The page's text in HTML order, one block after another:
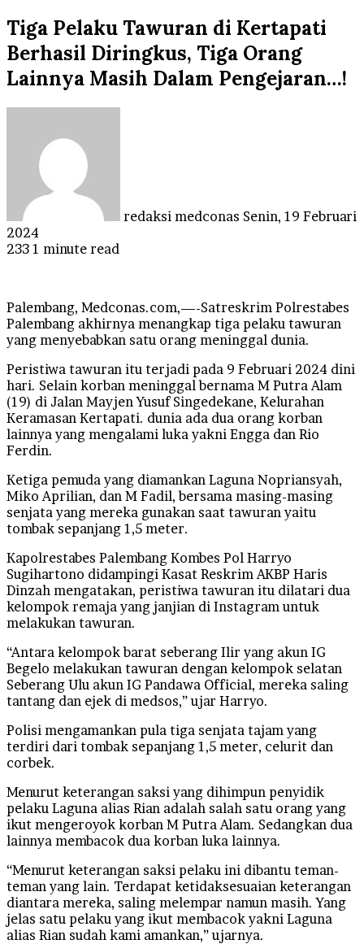
Tiga Pelaku Tawuran di Kertapati
Berhasil Diringkus, Tiga Orang
Lainnya Masih Dalam Pengejaran…!
redaksi medconas Senin, 19 Februari
2024
233 1 minute read
Palembang, Medconas.com,—-Satreskrim Polrestabes
Palembang akhirnya menangkap tiga pelaku tawuran
yang menyebabkan satu orang meninggal dunia.
Peristiwa tawuran itu terjadi pada 9 Februari 2024 dini
hari. Selain korban meninggal bernama M Putra Alam
(19) di Jalan Mayjen Yusuf Singedekane, Kelurahan
Keramasan Kertapati. dunia ada dua orang korban
lainnya yang mengalami luka yakni Engga dan Rio
Ferdin.
Ketiga pemuda yang diamankan Laguna Nopriansyah,
Miko Aprilian, dan M Fadil, bersama masing-masing
senjata yang mereka gunakan saat tawuran yaitu
tombak sepanjang 1,5 meter.
Kapolrestabes Palembang Kombes Pol Harryo
Sugihartono didampingi Kasat Reskrim AKBP Haris
Dinzah mengatakan, peristiwa tawuran itu dilatari dua
kelompok remaja yang janjian di Instagram untuk
melakukan tawuran.
“Antara kelompok barat seberang Ilir yang akun IG
Begelo melakukan tawuran dengan kelompok selatan
Seberang Ulu akun IG Pandawa Official, mereka saling
tantang dan ejek di medsos,” ujar Harryo.
Polisi mengamankan pula tiga senjata tajam yang
terdiri dari tombak sepanjang 1,5 meter, celurit dan
corbek.
Menurut keterangan saksi yang dihimpun penyidik
pelaku Laguna alias Rian adalah salah satu orang yang
ikut mengeroyok korban M Putra Alam. Sedangkan dua
lainnya membacok dua korban luka lainnya.
“Menurut keterangan saksi pelaku ini dibantu teman-
teman yang lain. Terdapat ketidaksesuaian keterangan
diantara mereka, saling melempar namun masih. Yang
jelas satu pelaku yang ikut membacok yakni Laguna
alias Rian sudah kami amankan,” ujarnya.